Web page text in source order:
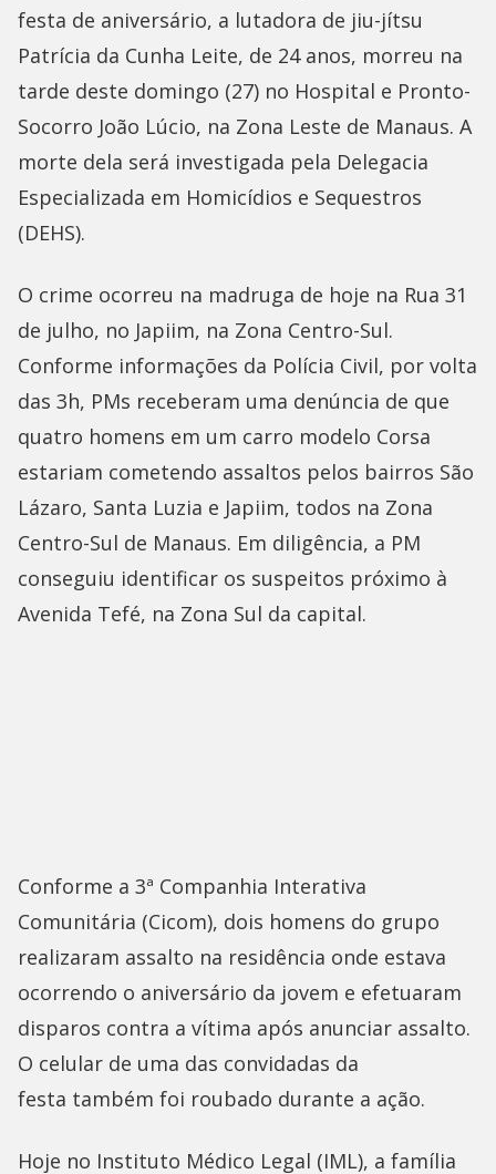
festa de aniversário, a lutadora de jiu-jítsu
Patrícia da Cunha Leite, de 24 anos, morreu na
tarde deste domingo (27) no Hospital e Pronto-
Socorro João Lúcio, na Zona Leste de Manaus. A
morte dela será investigada pela Delegacia
Especializada em Homicídios e Sequestros
(DEHS).
O crime ocorreu na madruga de hoje na Rua 31
de julho, no Japiim, na Zona Centro-Sul.
Conforme informações da Polícia Civil, por volta
das 3h, PMs receberam uma denúncia de que
quatro homens em um carro modelo Corsa
estariam cometendo assaltos pelos bairros São
Lázaro, Santa Luzia e Japiim, todos na Zona
Centro-Sul de Manaus. Em diligência, a PM
conseguiu identificar os suspeitos próximo à
Avenida Tefé, na Zona Sul da capital.
Conforme a 3ª Companhia Interativa
Comunitária (Cicom), dois homens do grupo
realizaram assalto na residência onde estava
ocorrendo o aniversário da jovem e efetuaram
disparos contra a vítima após anunciar assalto.
O celular de uma das convidadas da
festa também foi roubado durante a ação.
Hoje no Instituto Médico Legal (IML), a família